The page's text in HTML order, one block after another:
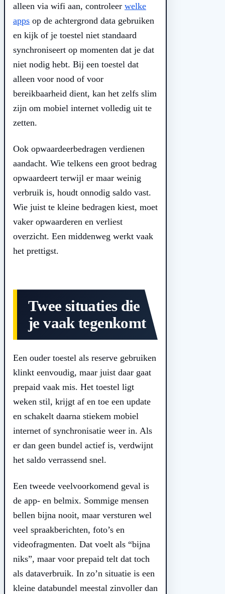
alleen via wifi aan, controleer welke
apps op de achtergrond data gebruiken
en kijk of je toestel niet standaard
synchroniseert op momenten dat je dat
niet nodig hebt. Bij een toestel dat
alleen voor nood of voor
bereikbaarheid dient, kan het zelfs slim
zijn om mobiel internet volledig uit te
zetten.
Ook opwaardeerbedragen verdienen
aandacht. Wie telkens een groot bedrag
opwaardeert terwijl er maar weinig
verbruik is, houdt onnodig saldo vast.
Wie juist te kleine bedragen kiest, moet
vaker opwaarderen en verliest
overzicht. Een middenweg werkt vaak
het prettigst.
Twee situaties die
je vaak tegenkomt
Een ouder toestel als reserve gebruiken
klinkt eenvoudig, maar juist daar gaat
prepaid vaak mis. Het toestel ligt
weken stil, krijgt af en toe een update
en schakelt daarna stiekem mobiel
internet of synchronisatie weer in. Als
er dan geen bundel actief is, verdwijnt
het saldo verrassend snel.
Een tweede veelvoorkomend geval is
de app- en belmix. Sommige mensen
bellen bijna nooit, maar versturen wel
veel spraakberichten, foto’s en
videofragmenten. Dat voelt als “bijna
niks”, maar voor prepaid telt dat toch
als dataverbruik. In zo’n situatie is een
kleine databundel meestal zinvoller dan